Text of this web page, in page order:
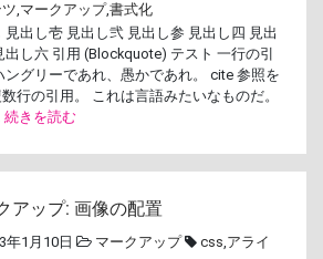
,マークアップ,書式化
見出し壱 見出し弐 見出し参 見出し四 見出
出し六 引用 (Blockquote) テスト 一行の引
ングリーであれ、愚かであれ。 cite 参照を
行の引用。 これは言語みたいなものだ。
続きを読む
アップ: 画像の配置
年1月10日 マークアップ css,アライ